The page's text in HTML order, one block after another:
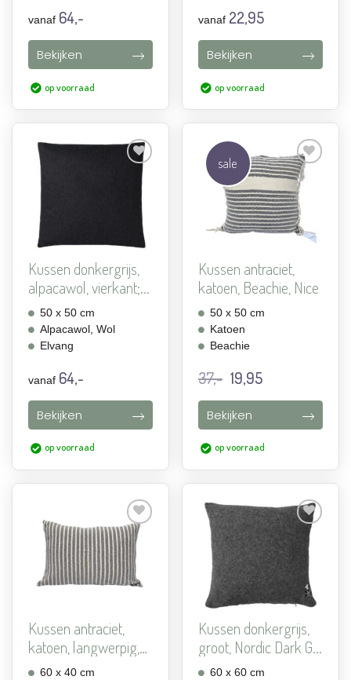
vanaf 64,-
Bekijken
op voorraad
vanaf 22,95
Bekijken
op voorraad
verlanglijst
toevoegen
Kussen donkergrijs,
alpacawol, vierkant;...
50 x 50 cm
Alpacawol, Wol
Elvang
vanaf 64,-
Bekijken
op voorraad
sale
Aan
verlanglijst
toevoegen
Kussen antraciet,
katoen, Beachie, Nice
50 x 50 cm
Katoen
Beachie
37,- Oorspronkelijke
prijs
was:
37,-.
19,95Huidige
Bekijken
op voorraad
Aan
verlanglijst
toevoegen
Kussen antraciet,
katoen, langwerpig,
Be...60 x 40 cm
Aan
verlanglijst
toevoegen
Kussen donkergrijs,
groot, Nordic Dark G...
60 x 60 cm